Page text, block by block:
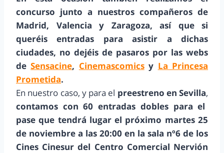
concurso junto a nuestros compañeros de
Madrid, Valencia y Zaragoza, así que si
queréis entradas para asistir a dichas
ciudades, no dejéis de pasaros por las webs
deSensacine, Cinemascomicsy La Princesa
Prometida.
En nuestro caso, y para el preestreno en Sevilla,
contamos con 60 entradas dobles para el
pase que tendrá lugar el próximo martes 25
de noviembre a las 20:00 en la sala nº6 de los
Cines Cinesur del Centro Comercial Nervión